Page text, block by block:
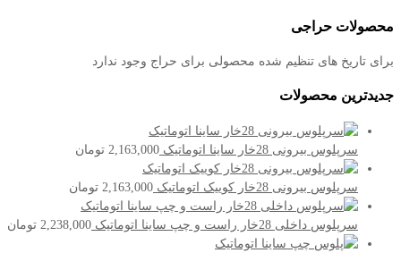
محصولات حراجی
برای تاریخ های تنظیم شده محصولی برای حراج وجود ندارد
جدیدترین محصولات
سرپلوس بیرونی 28خار ساینا اتوماتیک 2,163,000 تومان
سرپلوس بیرونی 28خار کوییک اتوماتیک 2,163,000 تومان
سرپلوس داخلی 28خار راست و چپ ساینا اتوماتیک 2,238,000 تومان